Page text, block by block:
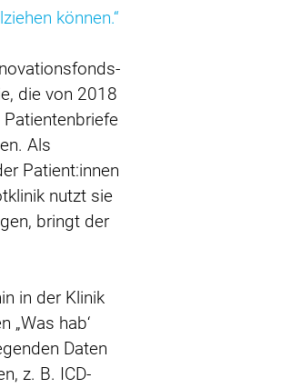
können.“
die von 2018
Als
Patient:innen
nutzt sie
bringt der
in der Klinik
„Was hab‘
Daten
z. B. ICD-